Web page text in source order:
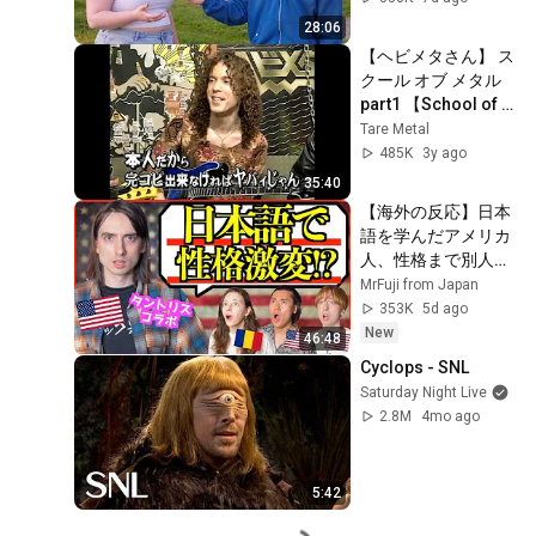
28:06
35:40
【ヘビメタさん】 ス
クール オブ メタル
part1 【School of
Metal】
Tare Metal
485K
3y ago
46:48
【海外の反応】日本
語を学んだアメリカ
人、性格まで別人に
なりました…「日本
語は人を優しくす
る」
MrFuji from Japan
353K 5d ago
New
5:42
Cyclops - SNL
Saturday Night Live
2.8M
4mo ago